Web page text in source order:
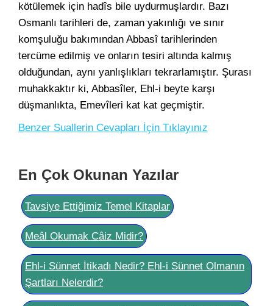
kötülemek için hadîs bile uydurmuşlardır. Bazı
Osmanlı tarihleri de, zaman yakınlığı ve sınır
komşuluğu bakımından Abbasî tarihlerinden
tercüme edilmiş ve onların tesiri altında kalmış
olduğundan, aynı yanlışlıkları tekrarlamıştır. Şurası
muhakkaktır ki, Abbasîler, Ehl-i beyte karşı
düşmanlıkta, Emevîleri kat kat geçmiştir.
Benzer Suallerin Cevapları İçin Tıklayınız
En Çok Okunan Yazılar
Tavsiye Ettiğimiz Temel Kitaplar
Meâl Okumak Câiz Midir?
Ehl-i Sünnet İtikadı Nedir? Ehl-i Sünnet Olmanın
Şartları Nelerdir?